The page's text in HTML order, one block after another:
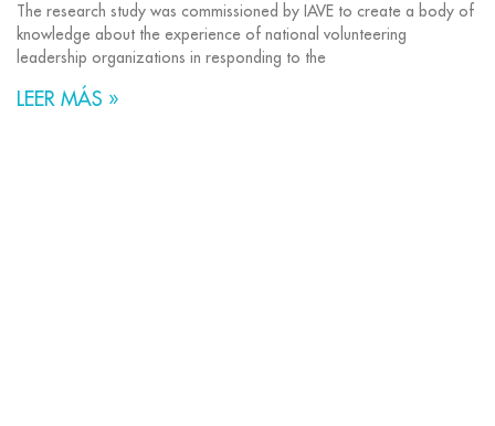
The research study was commissioned by IAVE to create a body of
knowledge about the experience of national volunteering
leadership organizations in responding to the
LEER MÁS »